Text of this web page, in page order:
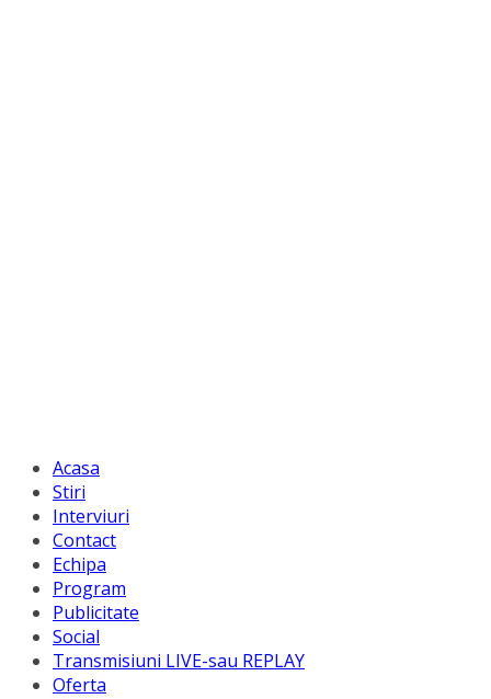
Acasa
Stiri
Interviuri
Contact
Echipa
Program
Publicitate
Social
Transmisiuni LIVE-sau REPLAY
Oferta